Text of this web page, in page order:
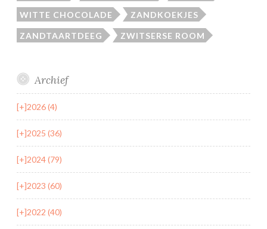
WITTE CHOCOLADE ZANDKOEKJES
ZANDTAARTDEEG ZWITSERSE ROOM
Archief
[+]2026 (4)
[+]2025 (36)
[+]2024 (79)
[+]2023 (60)
[+]2022 (40)